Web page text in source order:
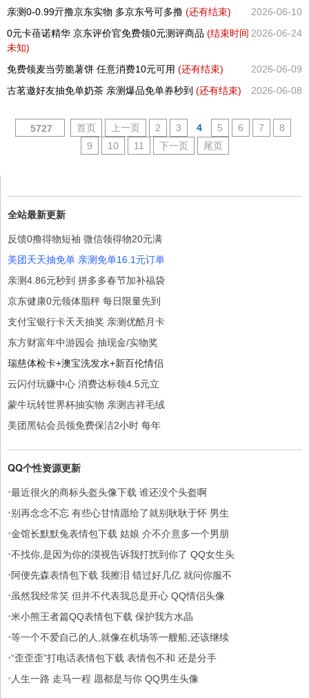
2026-06-10
亲测0-0.99亓撸京东实物 多京东号可多撸 (还有结束)
2026-06-24
0元卡蓓诺精华 京东评价官免费领0元测评商品 (结束时间
未知)
2026-06-09
免费领麦当劳脆薯饼 任意消费10元可用 (还有结束)
2026-06-08
古茗邀好友抽免单奶茶 亲测爆品免单券秒到 (还有结束)
5727 首页 上一页 2 3 4 5 6 7
8
9
10 11 下一页 尾页
全站最新更新
反馈0撸得物短袖 微信领得物20元满
美团天天抽免单 亲测免单16.1元订单
亲测4.86元秒到 拼多多春节加补福袋
京东健康0元领体脂秤 每日限量先到
支付宝银行卡天天抽奖 亲测优酷月卡
东方财富年中游园会 抽现金/实物奖
瑞慈体检卡+澳宝洗发水+新百伦情侣
云闪付玩赚中心 消费达标领4.5元立
蒙牛玩转世界杯抽实物 亲测吉祥毛绒
美团黑钻会员领免费保洁2小时 每年
QQ个性资源更新
·最近很火的商标头盔头像下载 谁还没个头盔啊
·别再念念不忘 有些心甘情愿给了就别耿耿于怀 男生
·金馆长默默兔表情包下载 姑娘 介不介意多一个男朋
·不找你,是因为你的漠视告诉我打扰到你了 QQ女生头
·阿便先森表情包下载 我擦泪 错过好几亿 就问你服不
·虽然我经常笑 但并不代表我总是开心 QQ情侣头像
·米小熊王者篇QQ表情包下载 保护我方水晶
·等一个不爱自己的人,就像在机场等一艘船,还该继续
·“歪歪歪”打电话表情包下载 表情包不和 还是分手
· 人生一路 走马一程 愿都是与你 QQ男生头像